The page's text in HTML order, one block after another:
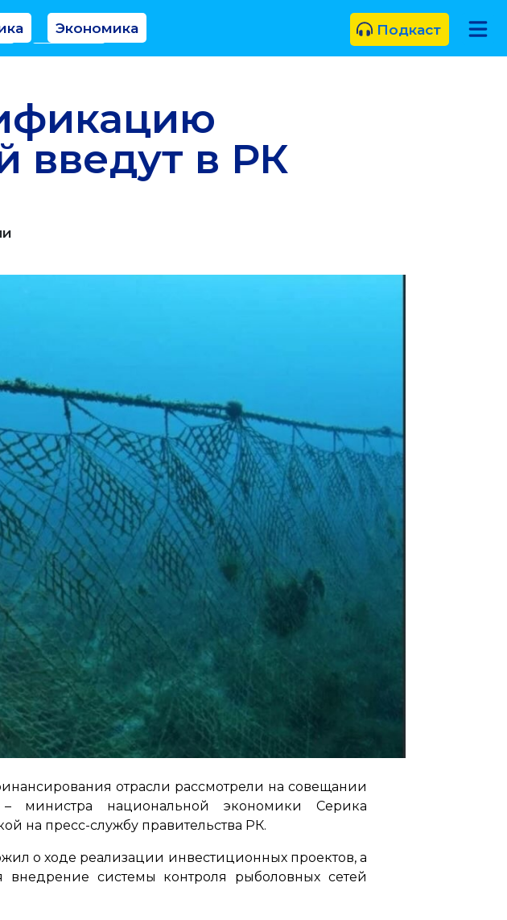
Экономика
Мнение
Подкаст
введут в РК
отрасли рассмотрели на совещании
– министра национальной экономики Серика
на пресс-службу правительства РК.
о ходе реализации инвестиционных проектов, а
системы контроля рыболовных сетей